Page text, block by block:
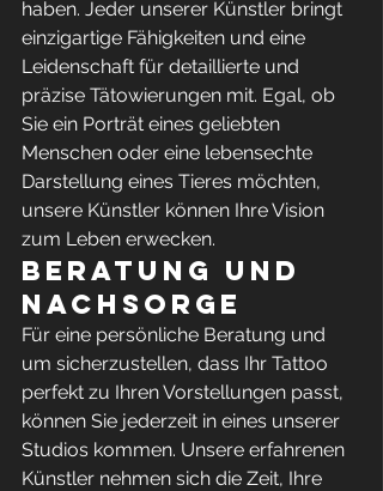
haben. Jeder unserer Künstler bringt
einzigartige Fähigkeiten und eine
Leidenschaft für detaillierte und
präzise Tätowierungen mit. Egal, ob
Sie ein Porträt eines geliebten
Menschen oder eine lebensechte
Darstellung eines Tieres möchten,
unsere Künstler können Ihre Vision
zum Leben erwecken.
Beratung und
Nachsorge
Für eine persönliche Beratung und
um sicherzustellen, dass Ihr Tattoo
perfekt zu Ihren Vorstellungen passt,
können Sie jederzeit in eines unserer
Studios kommen. Unsere erfahrenen
Künstler nehmen sich die Zeit, Ihre